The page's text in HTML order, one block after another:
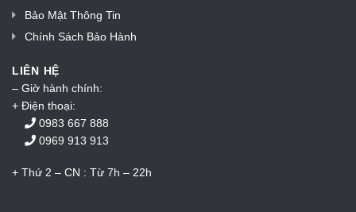
Bảo Mật Thông Tin
Chính Sách Bảo Hành
LIÊN HỆ
– Giờ hành chính:
+ Điện thoại:
0983 667 888
0969 913 913
+ Thứ 2 – CN : Từ 7h – 22h